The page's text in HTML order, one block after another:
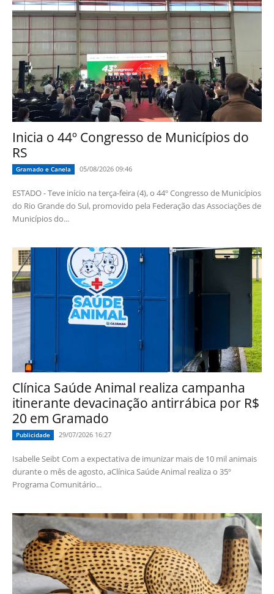
Inicia o 44º Congresso de Municípios do
RS
Gramado e Canela 05/08/2026 09:46
ESTADO - Teve início na terça-feira (4), o 44º Congresso de Municípios
do Rio Grande do Sul, promovido pela Federação das Associações de
Municípios do...
Clínica Saúde Animal realiza campanha
itinerante devacinação antirrábica por R$
20 em Gramado
Publicidade 29/07/2026 16:27
Isabelle Seibt Com a expectativa de imunizar mais de 10 mil animais
durante o mês de agosto, aClínica Saúde Animal realiza o 35º
Programa Comunitário...